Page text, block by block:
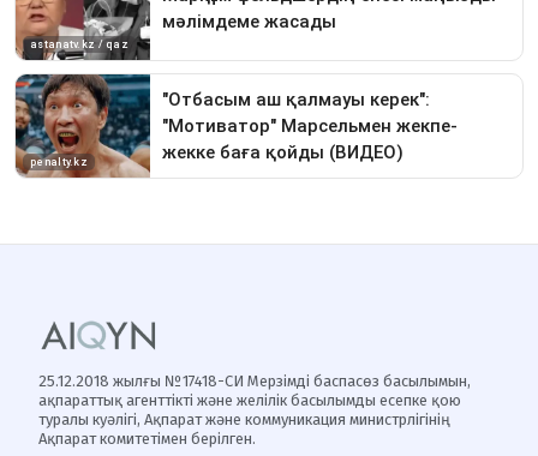
25.12.2018 жылғы №17418-СИ Мерзімді баспасөз басылымын,
ақпараттық агенттікті және желілік басылымды есепке қою
туралы куәлігі, Ақпарат және коммуникация министрлігінің
Ақпарат комитетімен берілген.